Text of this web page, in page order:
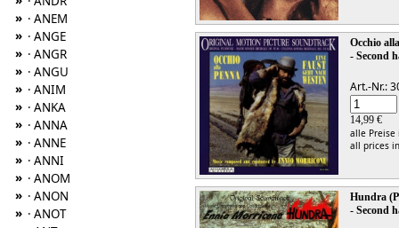
» · ANEM
» · ANGE
» · ANGR
» · ANGU
» · ANIM
» · ANKA
» · ANNA
» · ANNE
» · ANNI
» · ANOM
» · ANON
» · ANOT
Occhio
- Second
Art.-Nr.:
14,99 €
alle
all prices
Hundra
- Second